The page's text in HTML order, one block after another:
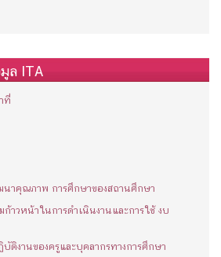
ล ITA
ที่
าคุณภาพ การศึกษาของสถานศึกษา
าวหน้าในการดำเนินงานและการใช้ งบ
ติงานของครูและบุคลากรทางการศึกษา